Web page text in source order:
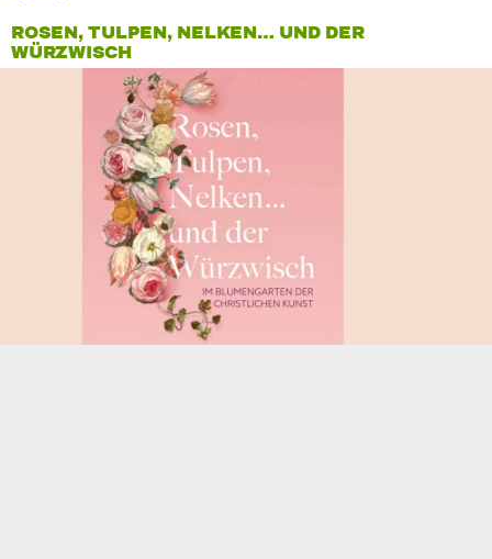
ROSEN, TULPEN, NELKEN… UND DER
WÜRZWISCH